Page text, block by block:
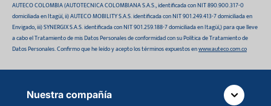
AUTECO COLOMBIA (AUTOTECNICA COLOMBIANA S.A.S., identificada con NIT 890.900.317-0
domiciliada en Itagüí, ii) AUTECO MOBILITY S.A.S. identificada con NIT 901.249.413-7 domiciliada en
Envigado, iii) SYNERGIX S.A.S. identificada con NIT 901.259.188-7 domiciliada en Itagüí,) para que lleve
a cabo el Tratamiento de mis Datos Personales de conformidad con su Política de Tratamiento de
Datos Personales. Confirmo que he leído y acepto los términos expuestos enwww.auteco.com.co
Nuestra compañía